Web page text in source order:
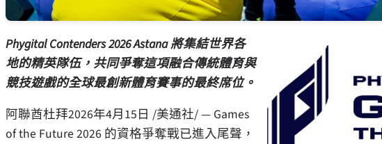
Phygital Contenders 2026 Astana 將集結世界各
地的精英隊伍，共同爭奪這項融合傳統體育與
競技遊戲的全球最創新體育賽事的最終席位。
阿聯酋杜拜2026年4月15日 /美通社/ — Games
of the Future 2026 的資格爭奪戰已進入尾聲，